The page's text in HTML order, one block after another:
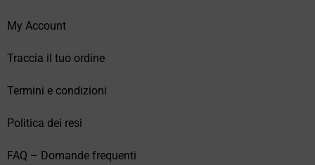
My Account
Traccia il tuo ordine
Termini e condizioni
Politica dei resi
FAQ – Domande frequenti